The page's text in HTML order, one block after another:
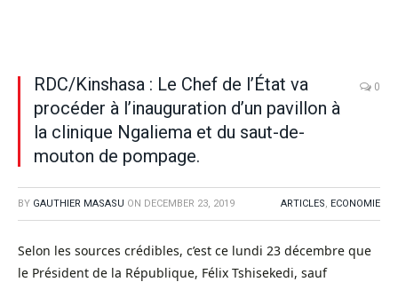
RDC/Kinshasa : Le Chef de l’État va
procéder à l’inauguration d’un pavillon à
la clinique Ngaliema et du saut-de-
mouton de pompage.
0
BY GAUTHIER MASASU ON DECEMBER 23, 2019 ARTICLES, ECONOMIE
Selon les sources crédibles, c’est ce lundi 23 décembre que
le Président de la République, Félix Tshisekedi, sauf